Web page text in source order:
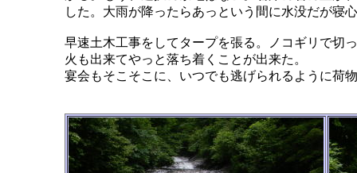
した。大雨が降ったらあっという間に水没だが寝
早速土木工事をしてタープを張る。ノコギリで切
火も出来てやっと落ち着くことが出来た。
宴会もそこそこに、いつでも逃げられるように荷